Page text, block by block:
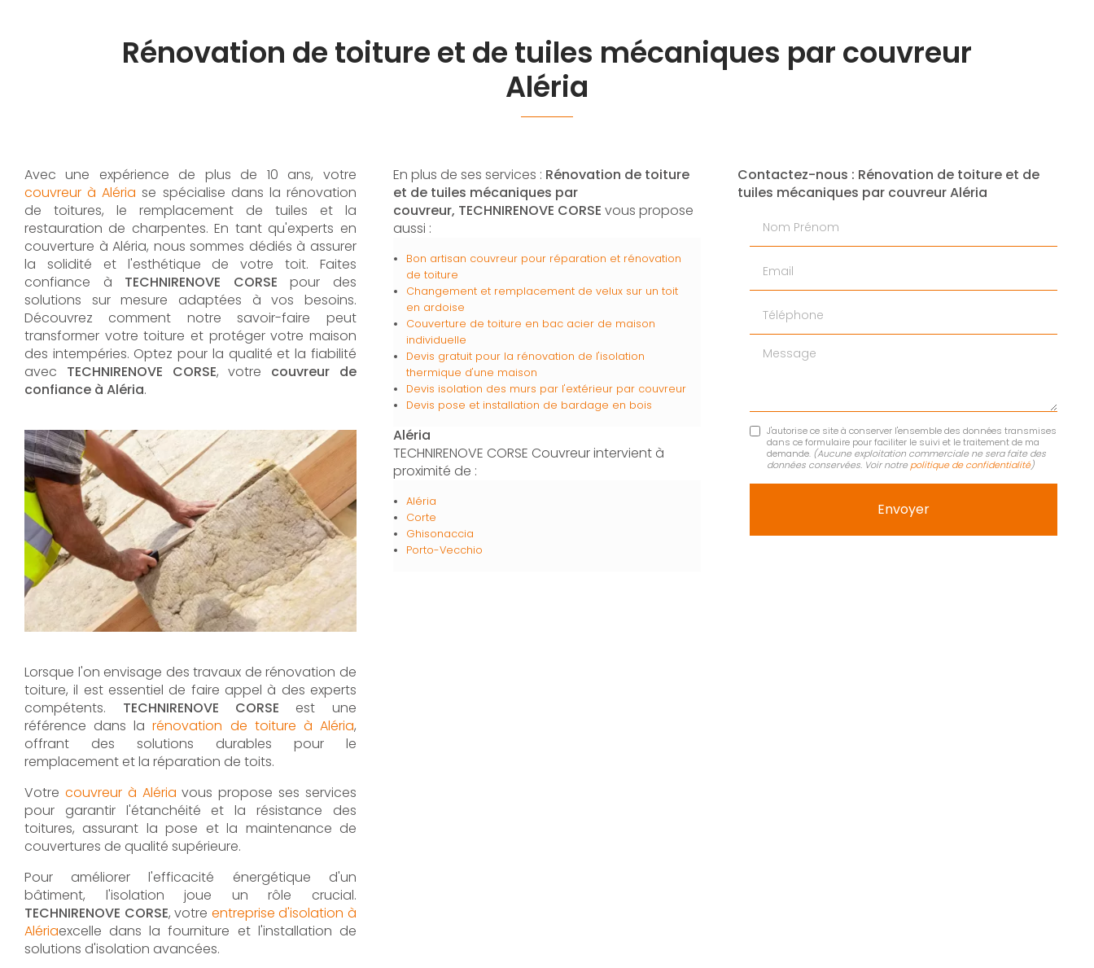
Rénovation de toiture et de tuiles mécaniques par couvreur
Aléria
Avec une expérience de plus de 10 ans, votre
couvreur à Aléria se spécialise dans la rénovation
de toitures, le remplacement de tuiles et la
restauration de charpentes. En tant qu'experts en
couverture à Aléria, nous sommes dédiés à assurer
la solidité et l'esthétique de votre toit. Faites
confiance à TECHNIRENOVE CORSE pour des
solutions sur mesure adaptées à vos besoins.
Découvrez comment notre savoir-faire peut
transformer votre toiture et protéger votre maison
des intempéries. Optez pour la qualité et la fiabilité
avec TECHNIRENOVE CORSE, votre couvreur de
confiance à Aléria.
Lorsque l'on envisage des travaux de rénovation de
toiture, il est essentiel de faire appel à des experts
compétents. TECHNIRENOVE CORSE est une
référence dans larénovation de toiture à Aléria,
offrant des solutions durables pour le
remplacement et la réparation de toits.
Votre couvreur à Aléria vous propose ses services
pour garantir l'étanchéité et la résistance des
toitures, assurant la pose et la maintenance de
couvertures de qualité supérieure.
Pour améliorer l'efficacité énergétique d'un
bâtiment, l'isolation joue un rôle crucial.
TECHNIRENOVE CORSE, votre entreprise d'isolation à
Alériaexcelle dans la fourniture et l'installation de
solutions d'isolation avancées.
En plus de ses services : Rénovation de toiture
et de tuiles mécaniques par
couvreur, TECHNIRENOVE CORSE vous propose
aussi :
Bon artisan couvreur pour réparation et rénovation
de toiture
Changement et remplacement de velux sur un toit
en ardoise
Couverture de toiture en bac acier de maison
individuelle
Devis gratuit pour la rénovation de l'isolation
thermique d'une maison
Devis isolation des murs par l'extérieur par couvreur
Devis pose et installation de bardage en bois
Aléria
TECHNIRENOVE CORSE Couvreur intervient à
proximité de :
Aléria
Corte
Ghisonaccia
Porto-Vecchio
Contactez-nous : Rénovation de toiture et de
tuiles mécaniques par couvreur Aléria
Message
J'autorise ce site à conserver l'ensemble des données transmises
dans ce formulaire pour faciliter le suivi et le traitement de ma
demande. (Aucune exploitation commerciale ne sera faite des
données conservées. Voir notrepolitique de confidentialité)